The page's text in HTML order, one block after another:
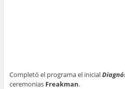
Completó el programa el inicial
ceremonias Freakman.